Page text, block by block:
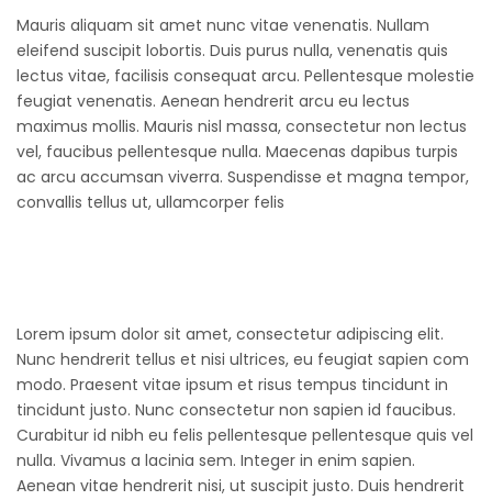
Mauris aliquam sit amet nunc vitae venenatis. Nullam
eleifend suscipit lobortis. Duis purus nulla, venenatis quis
lectus vitae, facilisis consequat arcu. Pellentesque molestie
feugiat venenatis. Aenean hendrerit arcu eu lectus
maximus mollis. Mauris nisl massa, consectetur non lectus
vel, faucibus pellentesque nulla. Maecenas dapibus turpis
ac arcu accumsan viverra. Suspendisse et magna tempor,
convallis tellus ut, ullamcorper felis
Lorem ipsum dolor sit amet, consectetur adipiscing elit.
Nunc hendrerit tellus et nisi ultrices, eu feugiat sapien com
modo. Praesent vitae ipsum et risus tempus tincidunt in
tincidunt justo. Nunc consectetur non sapien id faucibus.
Curabitur id nibh eu felis pellentesque pellentesque quis vel
nulla. Vivamus a lacinia sem. Integer in enim sapien.
Aenean vitae hendrerit nisi, ut suscipit justo. Duis hendrerit